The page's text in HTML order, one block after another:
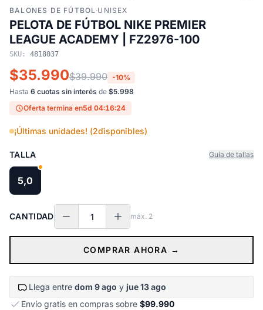
BALONES DE FÚTBOL·UNISEX
PELOTA DE FÚTBOL NIKE PREMIER
LEAGUE ACADEMY | FZ2976-100
SKU: 4818037
$35.990$39.990 -10%
Hasta 6 cuotas sin interés de $5.998
Oferta termina en5d 04:16:23
¡Últimas unidades! (2disponibles)
TALLA Guía de tallas
5,0
CANTIDAD máx. 2
COMPRAR AHORA →
Llega entre dom 9 ago y jue 13 ago
Envío gratis en compras sobre $99.990